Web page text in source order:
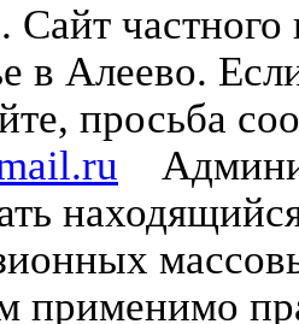
частного
в Алеево.
просьба
применимо